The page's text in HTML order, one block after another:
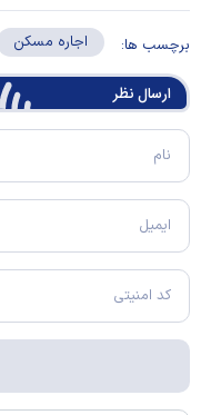
برچسب ها: اجاره مسکن
ارسال‌ نظر